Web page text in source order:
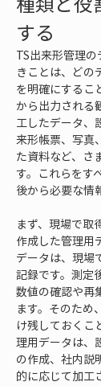
する
TS出来形管理
きことは、どの
を明確にするこ
から出力される
工したデータ、
来形帳票、写真
た資料など、さ
す。これらをす
後から必要な情
まず、現場で取
作成した管理用
データは、現場
記録です。測定
数値の確認や再
ます。そのため
け残しておくこ
理用データは、
の作成、社内説
的に応じて加工